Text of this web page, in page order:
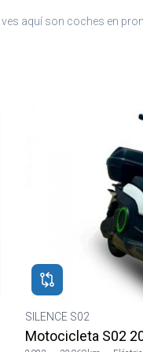
Para detalle,
aquí son coches en
SILENCE S02
Motocicleta S02